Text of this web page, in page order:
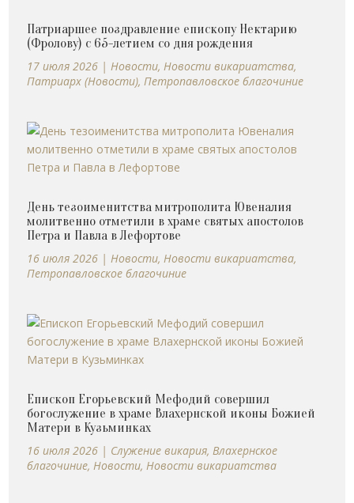
Патриаршее поздравление епископу Нектарию
(Фролову) с 65-летием со дня рождения
17 июля 2026 |Новости,Новости викариатства,
Патриарх (Новости),Петропавловское благочиние
День тезоименитства митрополита Ювеналия
молитвенно отметили в храме святых апостолов
Петра и Павла в Лефортове
16 июля 2026 |Новости,Новости викариатства,
Петропавловское благочиние
Епископ Егорьевский Мефодий совершил
богослужение в храме Влахернской иконы Божией
Матери в Кузьминках
16 июля 2026 | Cлужение викария,Влахернское
благочиние,Новости,Новости викариатства